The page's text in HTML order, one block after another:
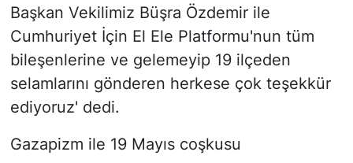
Başkan Vekilimiz Büşra Özdemir ile
Cumhuriyet İçin El Ele Platformu'nun tüm
bileşenlerine ve gelemeyip 19 ilçeden
selamlarını gönderen herkese çok teşekkür
ediyoruz' dedi.
Gazapizm ile 19 Mayıs coşkusu